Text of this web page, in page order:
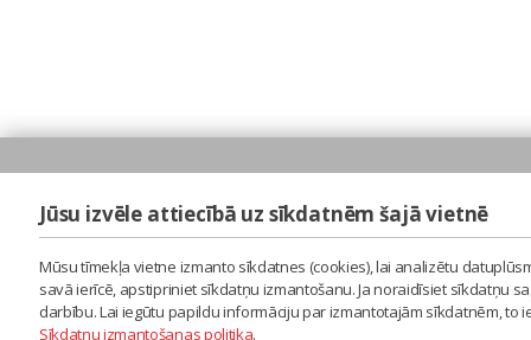
Jūsu izvēle attiecībā uz sīkdatnēm šajā vietnē
Mūsu tīmekļa vietne izmanto sīkdatnes (cookies), lai analizētu
savā ierīcē, apstipriniet sīkdatņu izmantošanu. Ja noraidīsiet sīkdatņu
darbību. Lai iegūtu papildu informāciju par izmantotajām sīkdatnēm,
Sīkdatņu izmantošanas politika.